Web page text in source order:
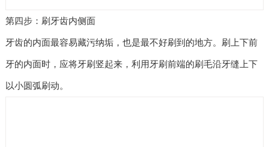
第四步：刷牙齿内侧面
牙齿的内面最容易藏污纳垢，也是最不好刷到的地方。刷上下前
牙的内面时，应将牙刷竖起来，利用牙刷前端的刷毛沿牙缝上下
以小圆弧刷动。